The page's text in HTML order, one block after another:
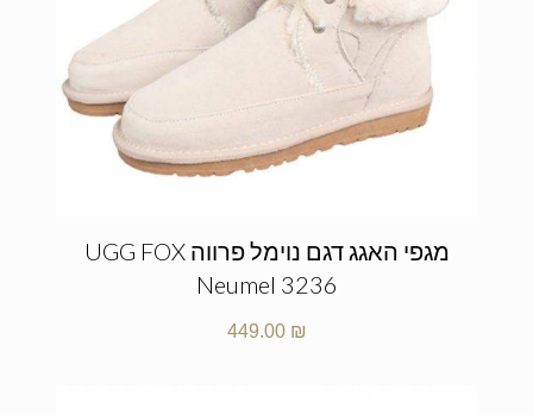
מגפי האגג דגם נוימל פרווה UGG FOX
Neumel 3236
449.00 ₪